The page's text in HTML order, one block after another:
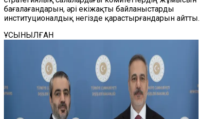
бағалағандарын, әрі екіжақты байланыстарды
институционалдық негізде қарастырғандарын айтты.
ҰСЫНЫЛҒАН